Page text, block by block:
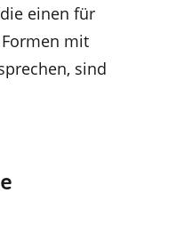
einen für
mit
sind